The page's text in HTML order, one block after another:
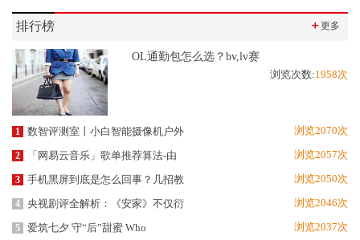
排行榜 ＋更多
OL通勤包怎么选？bv,lv赛
浏览次数:1958次
1 数智评测室丨小白智能摄像机户外 浏览2070次
2 「网易云音乐」歌单推荐算法-由 浏览2057次
3 手机黑屏到底是怎么回事？几招教 浏览2050次
4 央视剧评全解析：《安家》不仅衍 浏览2046次
5 爱筑七夕 守“后”甜蜜 Who 浏览2037次